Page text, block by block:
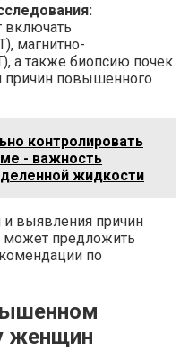
включать
магнитно-
а также биопсию почек
причин повышенного
контролировать
- важность
жидкости
и выявления причин
может предложить
по
женщин